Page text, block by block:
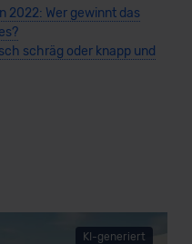
den bestehenden
über den Kontakt zu
unter
2022: Wer gewinnt das
schräg oder knapp und
KI-generiert